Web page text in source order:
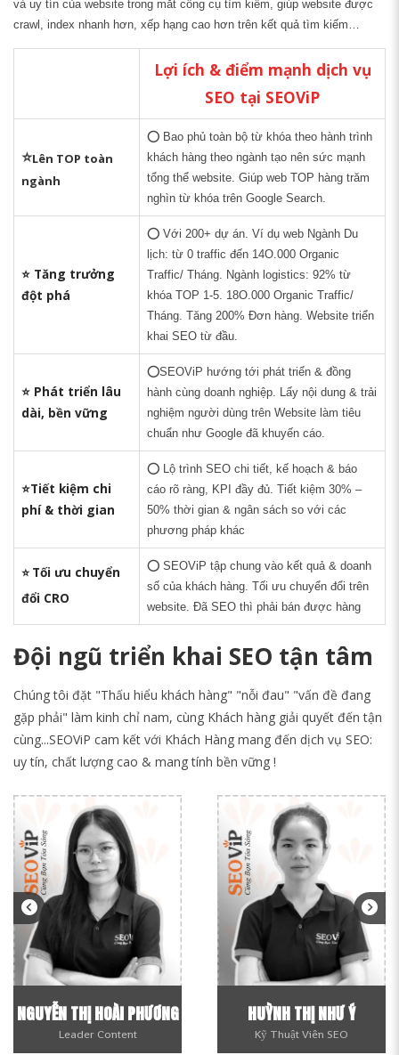
và uy tín của website trong mắt công cụ tìm kiếm, giúp website được
crawl, index nhanh hơn, xếp hạng cao hơn trên kết quả tìm kiếm…
Lợi ích & điểm mạnh dịch vụ
SEO tại SEOViP
⭐Lên TOP toàn
ngành
⭕ Bao phủ toàn bộ từ khóa theo hành trình
khách hàng theo ngành tạo nên sức mạnh
tổng thể website. Giúp web TOP hàng trăm
nghìn từ khóa trên Google Search.
⭐ Tăng trưởng
đột phá
⭕ Với 200+ dự án. Ví dụ web Ngành Du
lịch: từ 0 traffic đến 14O.000 Organic
Traffic/ Tháng. Ngành logistics: 92% từ
khóa TOP 1-5. 18O.000 Organic Traffic/
Tháng. Tăng 200% Đơn hàng. Website triển
khai SEO từ đầu.
⭐ Phát triển lâu
dài, bền vững
⭕SEOViP hướng tới phát triển & đồng
hành cùng doanh nghiệp. Lấy nội dung & trải
nghiệm người dùng trên Website làm tiêu
chuẩn như Google đã khuyến cáo.
⭐Tiết kiệm chi
phí & thời gian
⭕ Lộ trình SEO chi tiết, kế hoạch & báo
cáo rõ ràng, KPI đầy đủ. Tiết kiệm 30% –
50% thời gian & ngân sách so với các
phương pháp khác
⭐ Tối ưu chuyển
đổi CRO
⭕ SEOViP tập chung vào kết quả & doanh
số của khách hàng. Tối ưu chuyển đổi trên
website. Đã SEO thì phải bán được hàng
Đội ngũ triển khai SEO tận tâm
Chúng tôi đặt "Thấu hiểu khách hàng" "nỗi đau" "vấn đề đang
gặp phải" làm kinh chỉ nam, cùng Khách hàng giải quyết đến tận
cùng...SEOViP cam kết với Khách Hàng mang đến dịch vụ SEO:
uy tín, chất lượng cao & mang tính bền vững !
HUỲNH THỊ NHƯ Ý
Kỹ Thuật Viên SEO
TRẦN QUANG
Web Developer